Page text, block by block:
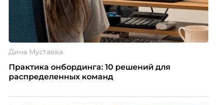
Дина Мустаева
Практика онбординга: 10 решений для
распределенных команд